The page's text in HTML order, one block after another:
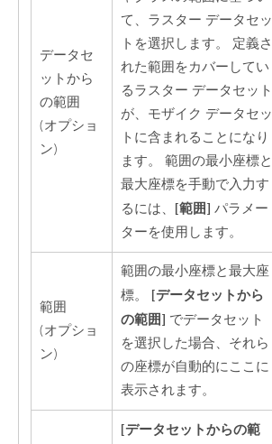
データセ
ットから
の範囲
(オプショ
ン)
て、ラスター データセッ
トを選択します。 定義さ
れた範囲をカバーしてい
るラスター データセット
が、モザイク データセッ
トに含まれることになり
ます。 範囲の最小座標と
最大座標を手動で入力す
るには、 [範囲] パラメー
ターを使用します。
範囲
(オプショ
ン)
範囲の最小座標と最大座
標。 [データセットから
の範囲] でデータセット
を選択した場合、それら
の座標が自動的にここに
表示されます。
[データセットからの範